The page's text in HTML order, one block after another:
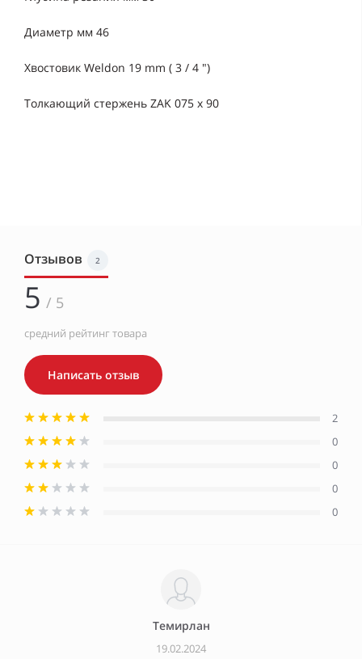
Диаметр мм 46
Хвостовик Weldon 19 mm ( 3 / 4 ")
Толкающий стержень ZAK 075 х 90
Отзывов 2
5 / 5
средний рейтинг товара
Написать отзыв
2
0
0
0
0
Темирлан
19.02.2024